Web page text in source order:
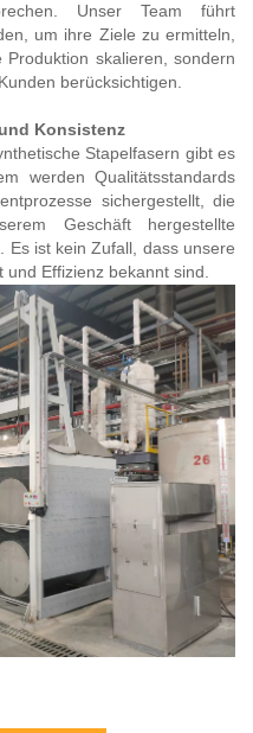
Unser Team führt
um ihre Ziele zu ermitteln,
skalieren, sondern
berücksichtigen.
Konsistenz
Stapelfasern gibt es
werden Qualitätsstandards
sichergestellt, die
Geschäft hergestellte
Es ist kein Zufall, dass unsere
Effizienz bekannt sind.